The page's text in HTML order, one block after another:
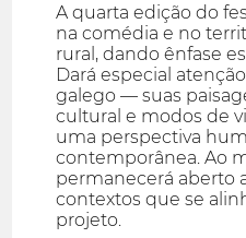
A quarta edição do
na comédia e no
rural, dando ênfase
Dará especial
galego — suas
cultural e modos de
uma perspectiva
contemporânea. Ao
permanecerá aberto
contextos que se
projeto.